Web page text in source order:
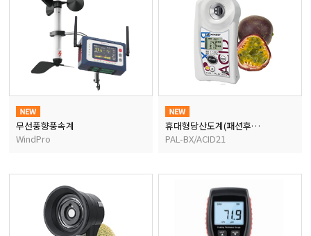
무선풍향풍속계
WindPro
휴대형당산도계(패션후르츠)
PAL-BX/ACID21